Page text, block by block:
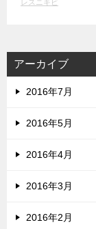
レスニキビ
アーカイブ
2016年7月
2016年5月
2016年4月
2016年3月
2016年2月